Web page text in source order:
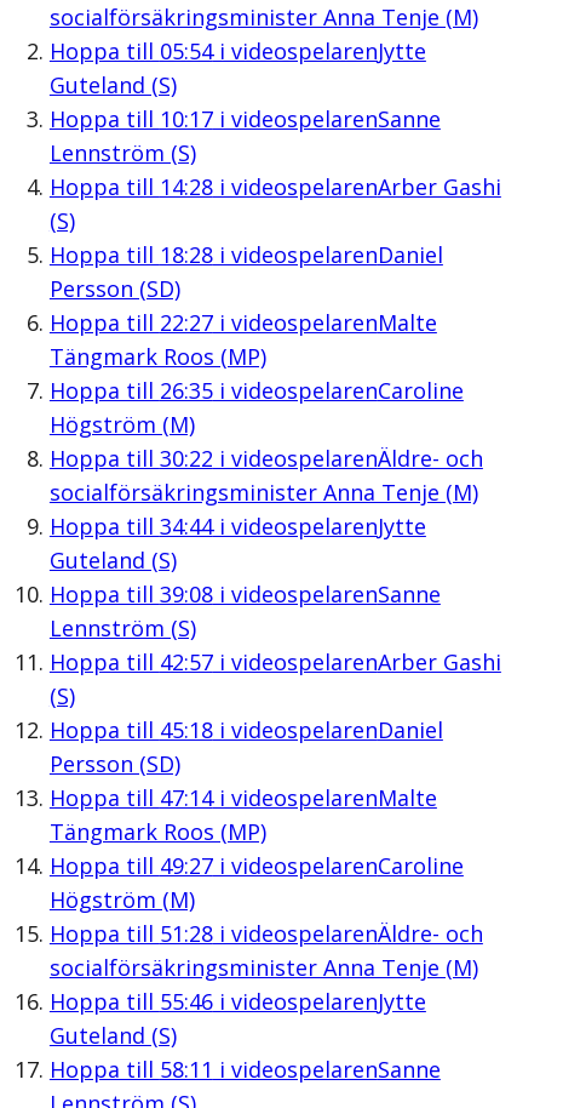
socialförsäkringsminister Anna Tenje (M)
Hoppa till 05:54i videospelarenJytte
Guteland (S)
Hoppa till 10:17i videospelarenSanne
Lennström (S)
Hoppa till 14:28i videospelarenArber Gashi
(S)
Hoppa till 18:28i videospelarenDaniel
Persson (SD)
Hoppa till 22:27i videospelarenMalte
Tängmark Roos (MP)
Hoppa till 26:35i videospelarenCaroline
Högström (M)
Hoppa till 30:22 i videospelarenÄldre- och
socialförsäkringsminister Anna Tenje (M)
Hoppa till 34:44i videospelarenJytte
Guteland (S)
Hoppa till 39:08i videospelarenSanne
Lennström (S)
Hoppa till 42:57i videospelarenArber Gashi
(S)
Hoppa till 45:18i videospelarenDaniel
Persson (SD)
Hoppa till 47:14i videospelarenMalte
Tängmark Roos (MP)
Hoppa till 49:27i videospelarenCaroline
Högström (M)
Hoppa till 51:28i videospelarenÄldre- och
socialförsäkringsminister Anna Tenje (M)
Hoppa till 55:46i videospelarenJytte
Guteland (S)
Hoppa till 58:11 i videospelarenSanne